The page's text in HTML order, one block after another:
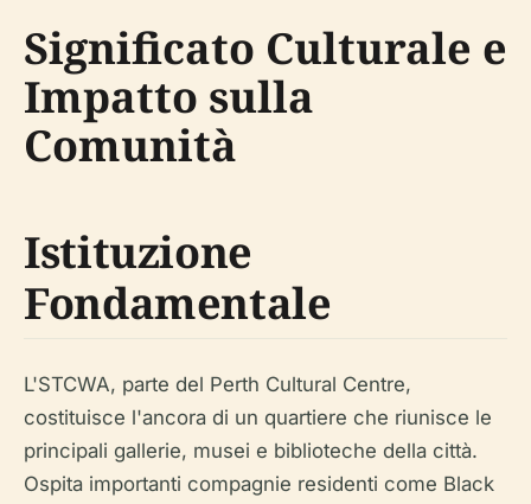
Significato Culturale e
Impatto sulla
Comunità
Istituzione
Fondamentale
L'STCWA, parte del Perth Cultural Centre,
costituisce l'ancora di un quartiere che riunisce le
principali gallerie, musei e biblioteche della città.
Ospita importanti compagnie residenti come Black